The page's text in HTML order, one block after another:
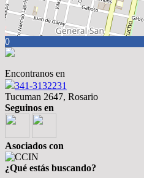
0
Encontranos en
341-3132231
Tucuman 2647, Rosario
Seguinos en
Asociados con
¿Qué estás buscando?